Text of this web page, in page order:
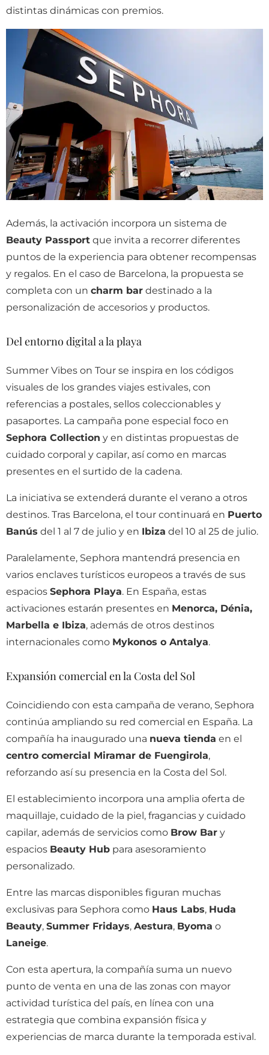
distintas dinámicas con premios.
Además, la activación incorpora un sistema de
Beauty Passport que invita a recorrer diferentes
puntos de la experiencia para obtener recompensas
y regalos. En el caso de Barcelona, la propuesta se
completa con un charm bar destinado a la
personalización de accesorios y productos.
Del entorno digital a la playa
Summer Vibes on Tour se inspira en los códigos
visuales de los grandes viajes estivales, con
referencias a postales, sellos coleccionables y
pasaportes. La campaña pone especial foco en
Sephora Collection y en distintas propuestas de
cuidado corporal y capilar, así como en marcas
presentes en el surtido de la cadena.
La iniciativa se extenderá durante el verano a otros
destinos. Tras Barcelona, el tour continuará en Puerto
Banús del 1 al 7 de julio y en Ibiza del 10 al 25 de julio.
Paralelamente, Sephora mantendrá presencia en
varios enclaves turísticos europeos a través de sus
espacios Sephora Playa. En España, estas
activaciones estarán presentes en Menorca, Dénia,
Marbella e Ibiza, además de otros destinos
internacionales como Mykonos o Antalya.
Expansión comercial en la Costa del Sol
Coincidiendo con esta campaña de verano, Sephora
continúa ampliando su red comercial en España. La
compañía ha inaugurado una nueva tienda en el
centro comercial Miramar de Fuengirola,
reforzando así su presencia en la Costa del Sol.
El establecimiento incorpora una amplia oferta de
maquillaje, cuidado de la piel, fragancias y cuidado
capilar, además de servicios como Brow Bar y
espacios Beauty Hub para asesoramiento
personalizado.
Entre las marcas disponibles figuran muchas
exclusivas para Sephora como Haus Labs, Huda
Beauty, Summer Fridays, Aestura, Byoma o
Laneige.
Con esta apertura, la compañía suma un nuevo
punto de venta en una de las zonas con mayor
actividad turística del país, en línea con una
estrategia que combina expansión física y
experiencias de marca durante la temporada estival.